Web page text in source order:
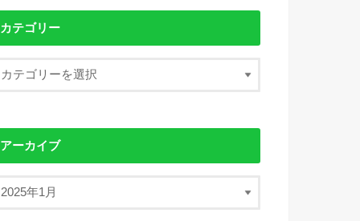
カテゴリー
アーカイブ